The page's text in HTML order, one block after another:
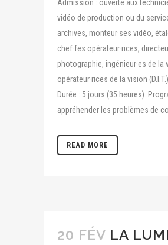
Admission : ouverte aux
vidéo de production ou du
archives, monteur·ses vidéo,
chef·fes opérateur·rices,
photographie, ingénieur·es de la
opérateur·rices de la vision
Durée : 5 jours (35 heures).
appréhender les problèmes de
READ MORE
20 FÉV LA